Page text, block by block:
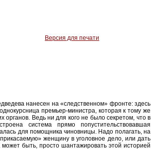
Версия для печати
нанесен на «следственном» фронте: здесь
премьер-министра, которая к тому же
Ведь ни для кого не было секретом, что в
система прямо попустительствовавшая
для помощника чиновницы. Надо полагать, на
женщину в уголовное дело, или дать
быть, просто шантажировать этой историей